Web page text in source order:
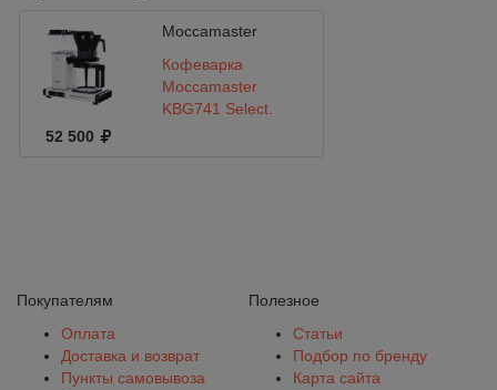
Moccamaster
Кофеварка
Moccamaster
KBG741 Select,
52 500
Покупателям
Оплата
Доставка и возврат
Пункты самовывоза
Полезное
Статьи
Подбор по бренду
Карта сайта